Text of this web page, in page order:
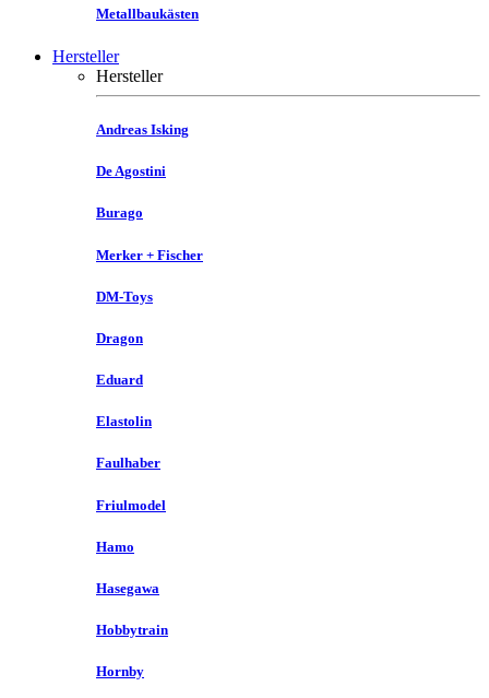
Metallbaukästen
Hersteller
Hersteller
Andreas Isking
De Agostini
Burago
Merker + Fischer
DM-Toys
Dragon
Eduard
Elastolin
Faulhaber
Friulmodel
Hamo
Hasegawa
Hobbytrain
Hornby